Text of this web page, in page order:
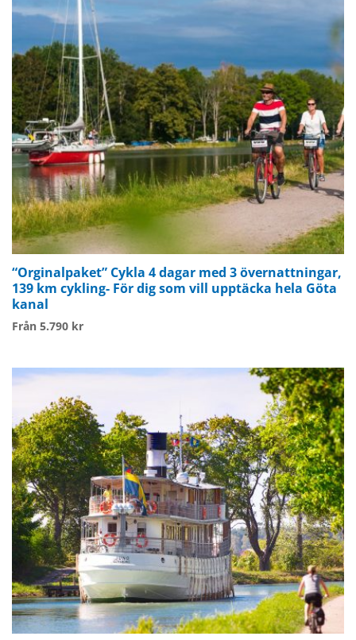
“Orginalpaket” Cykla 4 dagar med 3 övernattningar,
139 km cykling- För dig som vill upptäcka hela Göta
kanal
Från 5.790 kr